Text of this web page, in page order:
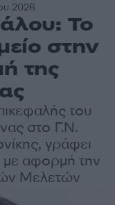
2026
Το
στην
της
του
στο Γ.Ν.
γράφει
αφορμή την
Μελετών